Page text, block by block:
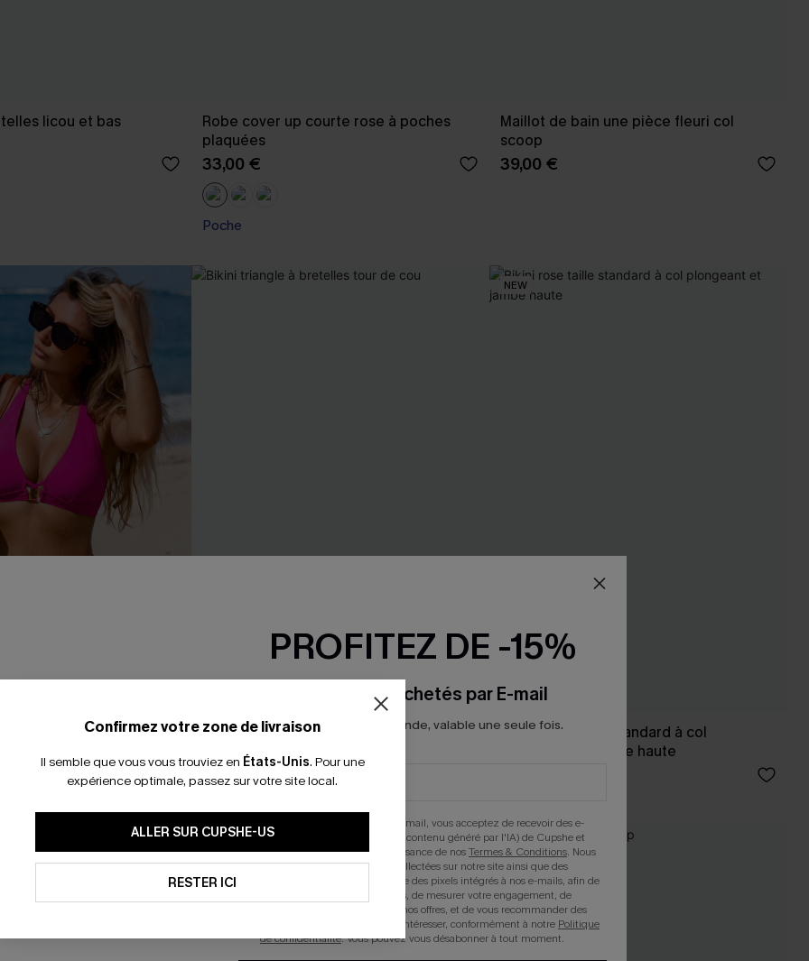
licou et bas
Robe cover up courte rose à poches
plaquées
33,00 €
Poche
Maillot de bain une pièce fleuri col
scoop
39,00 €
col plongeant et dos Bikini triangle à bretelles tour de cou
38,00 €
Brillant
NEW
Bikini rose taille standard à col
plongeant et jambe haute
Confirmez votre zone de livraison
Il semble que vous vous trouviez en États-Unis. Pour une
expérience optimale, passez sur votre site local.
ALLER SUR CUPSHE-US
RESTER ICI
PROFITEZ DE -15%
-15% dès 2 Achetés par E-mail
*Un code par commande, valable une seule fois.
En soumettant votre adresse e-mail, vous acceptez de recevoir des e-
mails marketing (y compris du contenu généré par l'IA) de Cupshe et
reconnaissez avoir pris connaissance de nosTermes & Conditions. Nous
pouvons utiliser les données collectées sur notre site ainsi que des
technologies de suivi, telles que des pixels intégrés à nos e-mails, afin de
savoir si ceux-ci ont été ouverts, de mesurer votre engagement, de
personnaliser nos contenus et nos offres, et de vous recommander des
produits susceptibles de vous intéresser, conformément à notre Politique
de confidentialité. Vous pouvez vous désabonner à tout moment.